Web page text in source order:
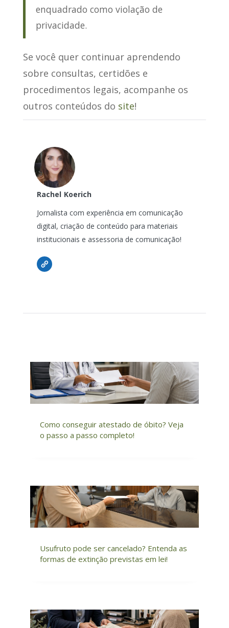
enquadrado como violação de
privacidade.
Se você quer continuar aprendendo
sobre consultas, certidões e
procedimentos legais, acompanhe os
outros conteúdos do site!
Rachel Koerich
Jornalista com experiência em comunicação
digital, criação de conteúdo para materiais
institucionais e assessoria de comunicação!
Como conseguir atestado de óbito? Veja
o passo a passo completo!
Usufruto pode ser cancelado? Entenda as
formas de extinção previstas em lei!